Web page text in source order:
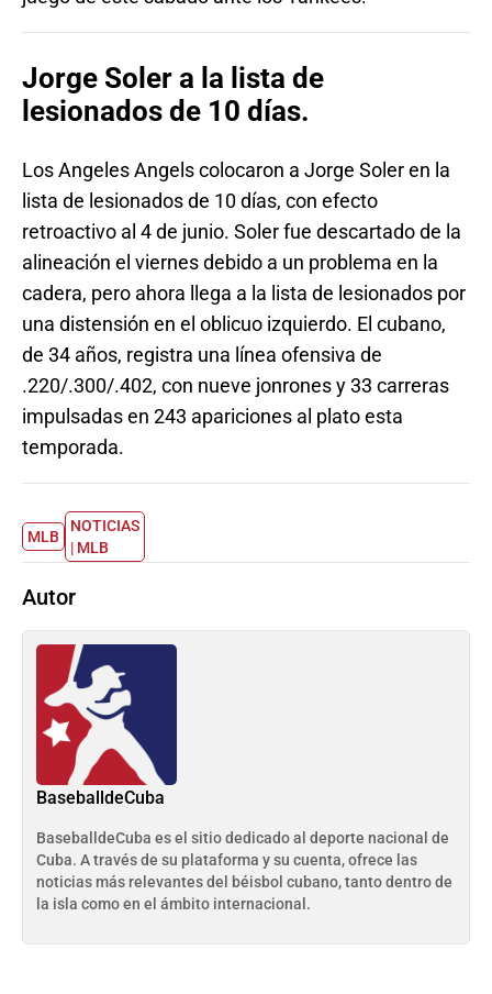
Jorge Soler a la lista de
lesionados de 10 días.
Los Angeles Angels colocaron a Jorge Soler en la
lista de lesionados de 10 días, con efecto
retroactivo al 4 de junio. Soler fue descartado de la
alineación el viernes debido a un problema en la
cadera, pero ahora llega a la lista de lesionados por
una distensión en el oblicuo izquierdo. El cubano,
de 34 años, registra una línea ofensiva de
.220/.300/.402, con nueve jonrones y 33 carreras
impulsadas en 243 apariciones al plato esta
temporada.
MLB
NOTICIAS
| MLB
Autor
BaseballdeCuba
BaseballdeCuba es el sitio dedicado al deporte nacional de
Cuba. A través de su plataforma y su cuenta, ofrece las
noticias más relevantes del béisbol cubano, tanto dentro de
la isla como en el ámbito internacional.